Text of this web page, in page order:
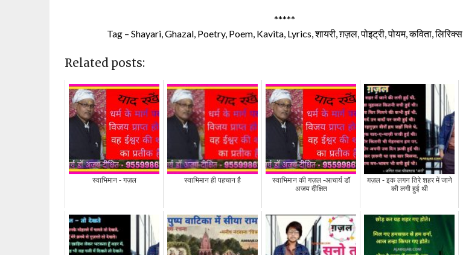
*****
Tag – Shayari, Ghazal, Poetry, Poem, Kavita, Lyrics, शायरी, ग़ज़ल, पोइट्री, पोयम, कविता, लिरिक्स
Related posts:
स्वाभिमान - गज़ल स्वाभिमान ही पहचान है
स्वाभिमान की गज़ल -आचार्य डॉ
अजय दीक्षित
ग़ज़ल - इक लगन तिरे शहर में जाने
की लगी हुई थी